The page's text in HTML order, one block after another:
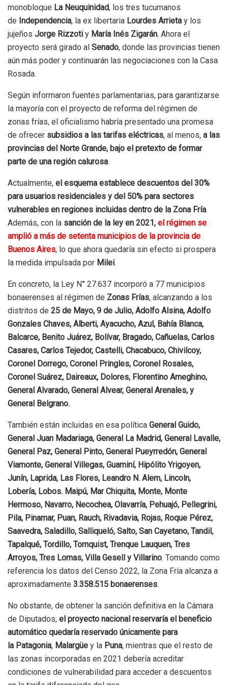
monobloque La Neuquinidad, los tres tucumanos
de Independencia, la ex libertaria Lourdes Arrieta y los
jujeños Jorge Rizzoti y María Inés Zigarán. Ahora el
proyecto será girado al Senado, donde las provincias tienen
aún más poder y continuarán las negociaciones con la Casa
Rosada.
Según informaron fuentes parlamentarias, para garantizarse
la mayoría con el proyecto de reforma del régimen de
zonas frías, el oficialismo habría presentado una promesa
de ofrecer subsidios a las tarifas eléctricas, al menos, a las
provincias del Norte Grande, bajo el pretexto de formar
parte de una región calurosa.
Actualmente, el esquema establece descuentos del 30%
para usuarios residenciales y del 50% para sectores
vulnerables en regiones incluidas dentro de la Zona Fría.
Además, con la sanción de la ley en 2021, el régimen se
amplió a más de setenta municipios de la provincia de
Buenos Aires, lo que ahora quedaría sin efecto si prospera
la medida impulsada por Milei.
En concreto, la Ley N° 27.637 incorporó a 77 municipios
bonaerenses al régimen de Zonas Frías, alcanzando a los
distritos de 25 de Mayo, 9 de Julio, Adolfo Alsina, Adolfo
Gonzales Chaves, Alberti, Ayacucho, Azul, Bahía Blanca,
Balcarce, Benito Juárez, Bolívar, Bragado, Cañuelas, Carlos
Casares, Carlos Tejedor, Castelli, Chacabuco, Chivilcoy,
Coronel Dorrego, Coronel Pringles, Coronel Rosales,
Coronel Suárez, Daireaux, Dolores, Florentino Ameghino,
General Alvarado, General Alvear, General Arenales, y
General Belgrano.
También están incluidas en esa política General Guido,
General Juan Madariaga, General La Madrid, General Lavalle,
General Paz, General Pinto, General Pueyrredón, General
Viamonte, General Villegas, Guaminí, Hipólito Yrigoyen,
Junín, Laprida, Las Flores, Leandro N. Alem, Lincoln,
Lobería, Lobos. Maipú, Mar Chiquita, Monte, Monte
Hermoso, Navarro, Necochea, Olavarría, Pehuajó, Pellegrini,
Pila, Pinamar, Puan, Rauch, Rivadavia, Rojas, Roque Pérez,
Saavedra, Saladillo, Salliqueló, Salto, San Cayetano, Tandil,
Tapalqué, Tordillo, Tornquist, Trenque Lauquen, Tres
Arroyos, Tres Lomas, Villa Gesell y Villarino. Tomando como
referencia los datos del Censo 2022, la Zona Fría alcanza a
aproximadamente 3.358.515 bonaerenses.
No obstante, de obtener la sanción definitiva en la Cámara
de Diputados, el proyecto nacional reservaría el beneficio
automático quedaría reservado únicamente para
la Patagonia, Malargüe y la Puna, mientras que el resto de
las zonas incorporadas en 2021 debería acreditar
condiciones de vulnerabilidad para acceder a descuentos